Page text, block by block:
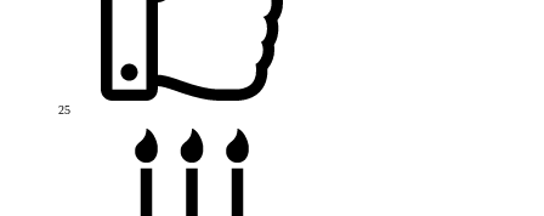
25